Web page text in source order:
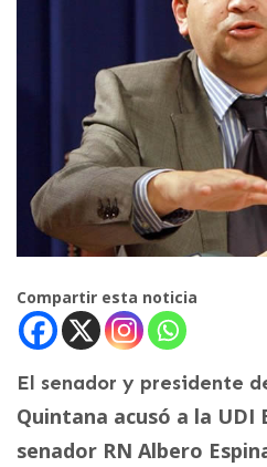
Compartir esta noticia
El senador y presidente
Quintana acusó a la UDI
senador RN Albero